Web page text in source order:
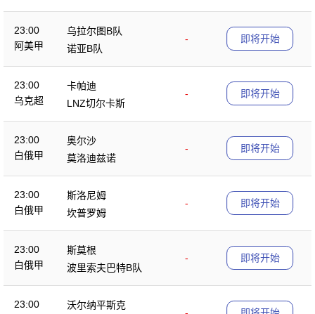
23:00
阿美甲
乌拉尔图B队
-
诺亚B队
即将开始
23:00
乌克超
卡帕迪
-
LNZ切尔卡斯
即将开始
23:00
白俄甲
奥尔沙
-
莫洛迪兹诺
即将开始
23:00
白俄甲
斯洛尼姆
-
坎普罗姆
即将开始
23:00
白俄甲
斯莫根
-
波里索夫巴特B队
即将开始
23:00
沃尔纳平斯克